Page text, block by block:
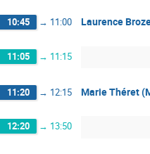
10:45 → 11:00 Laurence
11:05 → 11:15
11:20 → 12:15 Marie Théret
12:20 → 13:50